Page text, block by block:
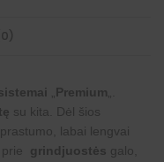
„Premium „.
su kita. Dėl šios
labai lengvai
grindjuostės galo,